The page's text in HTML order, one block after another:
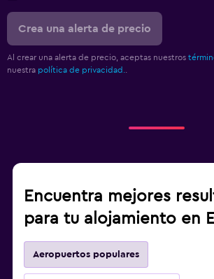
Crea una alerta de precio
Al crear una alerta de precio, aceptas nuestros
nuestra política de privacidad..
Encuentra mejores
para tu alojamiento en
Aeropuertos populares